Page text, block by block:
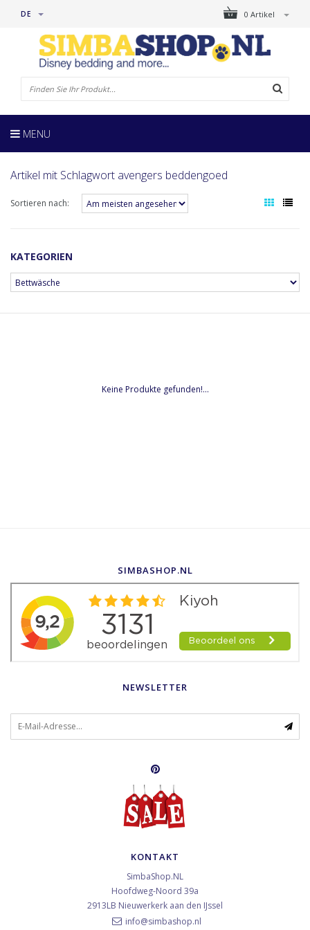
0 Artikel
DE
MENU
Artikel mit Schlagwort avengers beddengoed
Sortieren nach:
KATEGORIEN
Keine Produkte gefunden!...
SIMBASHOP.NL
NEWSLETTER
KONTAKT
SimbaShop.NL
Hoofdweg-Noord 39a
2913LB Nieuwerkerk aan den IJssel
info@simbashop.nl